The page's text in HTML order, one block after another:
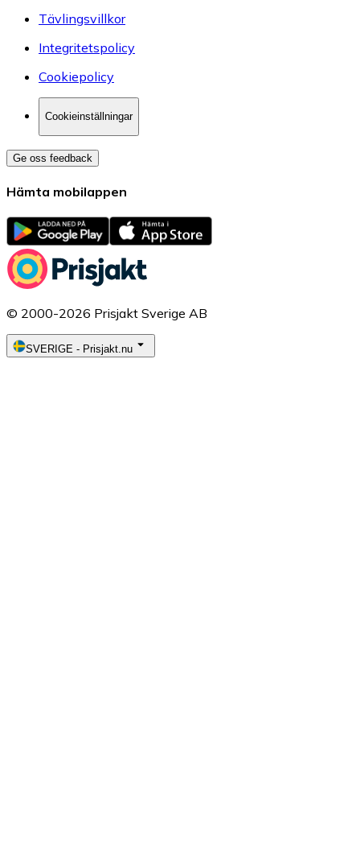
Tävlingsvillkor
Integritetspolicy
Cookiepolicy
Cookieinställningar
Ge oss feedback
Hämta mobilappen
© 2000-2026 Prisjakt Sverige AB
SVERIGE - Prisjakt.nu